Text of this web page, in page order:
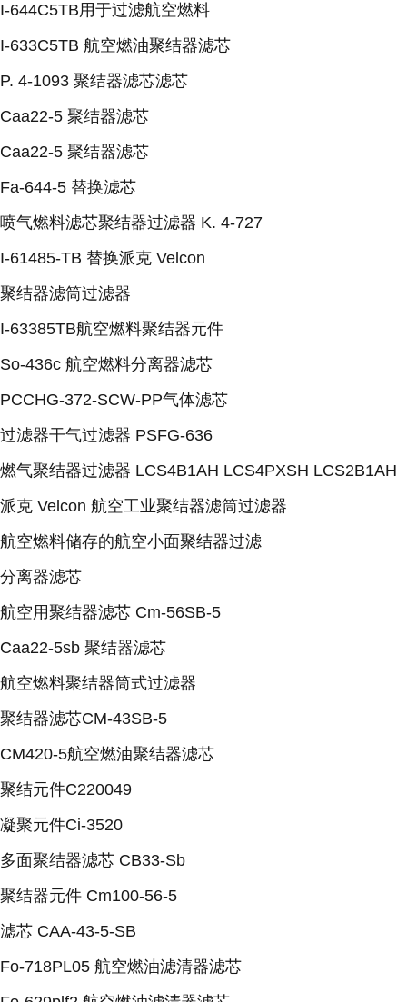
I-644C5TB用于过滤航空燃料
I-633C5TB 航空燃油聚结器滤芯
P. 4-1093 聚结器滤芯滤芯
Caa22-5 聚结器滤芯
Caa22-5 聚结器滤芯
Fa-644-5 替换滤芯
喷气燃料滤芯聚结器过滤器 K. 4-727
I-61485-TB 替换派克 Velcon
聚结器滤筒过滤器
I-63385TB航空燃料聚结器元件
So-436c 航空燃料分离器滤芯
PCCHG-372-SCW-PP气体滤芯
过滤器干气过滤器 PSFG-636
燃气聚结器过滤器 LCS4B1AH LCS4PXSH LCS2B1AH
派克 Velcon 航空工业聚结器滤筒过滤器
航空燃料储存的航空小面聚结器过滤
分离器滤芯
航空用聚结器滤芯 Cm-56SB-5
Caa22-5sb 聚结器滤芯
航空燃料聚结器筒式过滤器
聚结器滤芯CM-43SB-5
CM420-5航空燃油聚结器滤芯
聚结元件C220049
凝聚元件Ci-3520
多面聚结器滤芯 CB33-Sb
聚结器元件 Cm100-56-5
滤芯 CAA-43-5-SB
Fo-718PL05 航空燃油滤清器滤芯